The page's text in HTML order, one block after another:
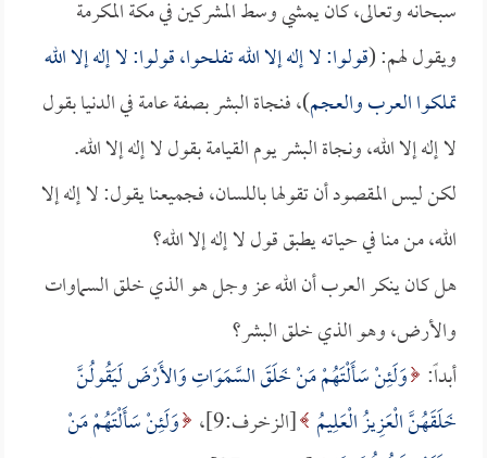
سبحانه وتعالى، كان يمشي وسط المشركين في مكة المكرمة
ويقول لهم: (قولوا: لا إله إلا الله تفلحوا، قولوا: لا إله إلا الله
تملكوا العرب والعجم)، فنجاة البشر بصفة عامة في الدنيا بقول
لا إله إلا الله، ونجاة البشر يوم القيامة بقول لا إله إلا الله.
لكن ليس المقصود أن تقولها باللسان، فجميعنا يقول: لا إله إلا
الله، من منا في حياته يطبق قول لا إله إلا الله؟
هل كان ينكر العرب أن الله عز وجل هو الذي خلق السماوات
والأرض، وهو الذي خلق البشر؟
أبداً: وَلَئِنْ سَأَلْتَهُمْ مَنْ خَلَقَ السَّمَوَاتِ وَالأَرْضَ لَيَقُولُنَّ
خَلَقَهُنَّ الْعَزِيزُ الْعَلِيمُ [الزخرف:9]،
وَلَئِنْ سَأَلْتَهُمْ مَنْ